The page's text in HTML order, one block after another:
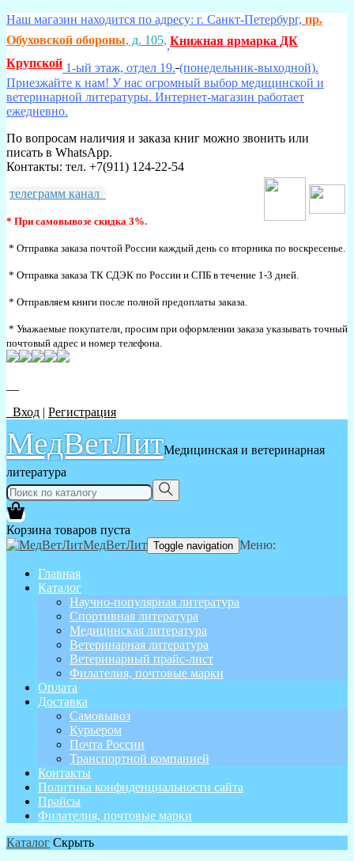
Наш магазин находится по адресу: г. Санкт-Петербург, пр.
Обуховской обороны, д. 105,,Книжная ярмарка ДК
Крупской 1-ый этаж, отдел 19. (понедельник-выходной).
Приезжайте к нам! У нас огромный выбор медицинской и
ветеринарной литературы. Интернет-магазин работает
ежедневно.
По вопросам наличия и заказа книг можно звонить или
писать в WhatsApp.
Контакты: тел. +7(911) 124-22-54
телеграмм канал
* При самовывозе скидка 3%.
* Отправка заказа почтой России каждый день со вторника по воскресенье.
* Отправка заказа ТК СДЭК по России и СПБ в течение 1-3 дней.
* Отправляем книги после полной предоплаты заказа.
* Уважаемые покупатели, просим при оформлении заказа указывать точный
почтовый адрес и номер телефона.
Вход | Регистрация
МедВетЛитМедицинская и ветеринарная
литература
Корзина товаров пуста
МедВетЛит Toggle navigation Меню:
Главная
Каталог
Научно-популярная литература
Спортивная литература
Медицинская литература
Ветеринарная литература
Ветеринарный прайс-лист
Филателия, почтовые марки
Оплата
Доставка
Самовывоз
Курьером
Почта России
Транспортной компанией
Контакты
Политика конфиденциальности сайта
Прайсы
Филателия, почтовые марки
Каталог Скрыть